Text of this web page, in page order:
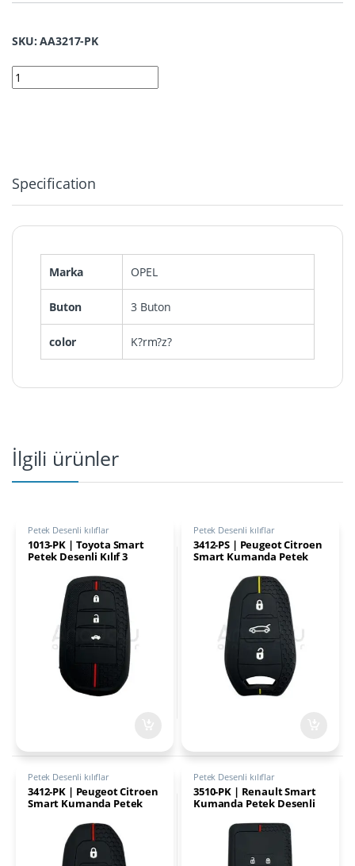
SKU: AA3217-PK
3217-PK | Opel Petek Desenli Kılıf 3 Buton Kırmızı quantity
Specification
Marka OPEL
Buton 3 Buton
color K?rm?z?
İlgili ürünler
Petek Desenli kılıflar
1013-PK | Toyota Smart
Petek Desenli Kılıf 3
Petek Desenli kılıflar
3412-PS | Peugeot Citroen
Smart Kumanda Petek
Petek Desenli kılıflar
3412-PK | Peugeot Citroen
Smart Kumanda Petek
Petek Desenli kılıflar
3510-PK | Renault Smart
Kumanda Petek Desenli